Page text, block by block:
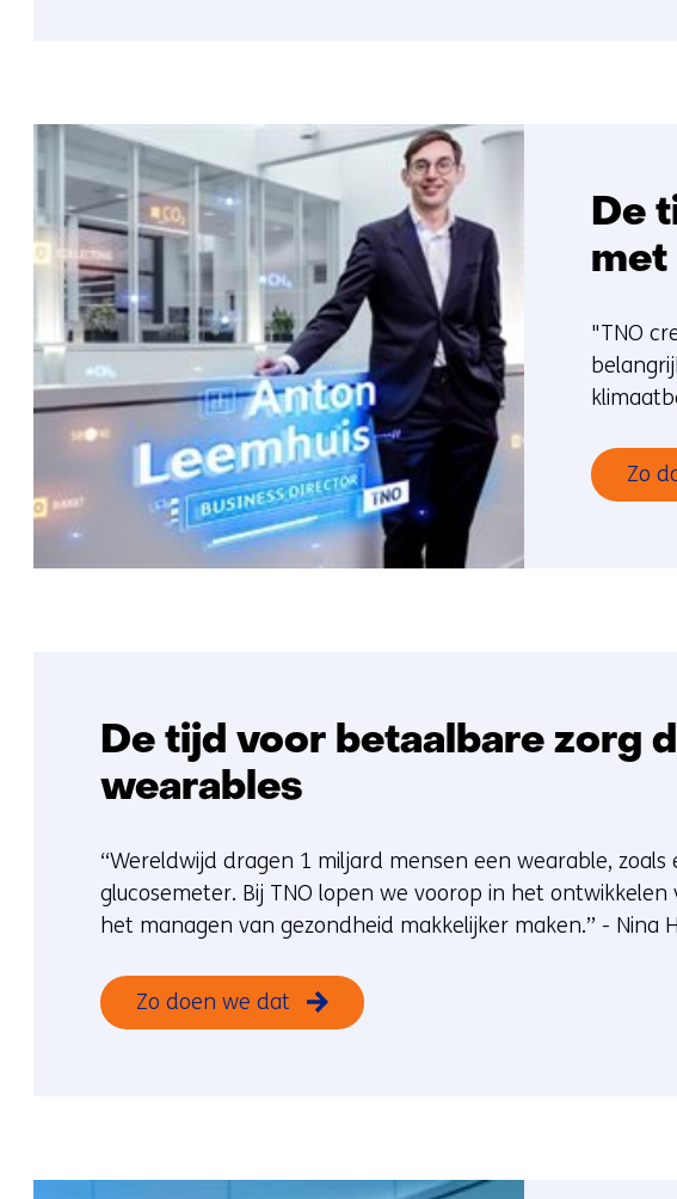
De
met
"TNO
Zo
De tijd voor betaalbare zorg
wearables
‘‘Wereldwijd dragen 1 miljard mensen een wearable,
glucosemeter. Bij TNO lopen we voorop in het
het managen van gezondheid makkelijker maken.’’ - Nina
Zo doen we dat